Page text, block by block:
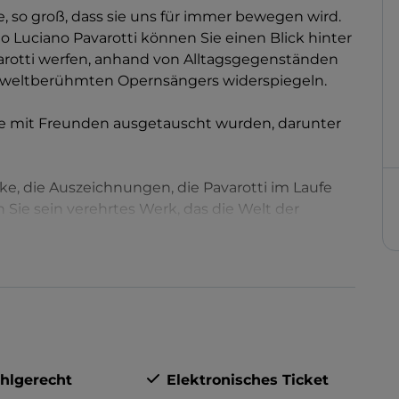
groß, dass sie uns für immer bewegen wird.
Luciano Pavarotti können Sie einen Blick hinter
werfen, anhand von Alltagsgegenständen
Opernsängers widerspiegeln.
mit Freunden ausgetauscht wurden, darunter
die Auszeichnungen, die Pavarotti im Laufe
sein verehrtes Werk, das die Welt der
Elektronisches Ticket